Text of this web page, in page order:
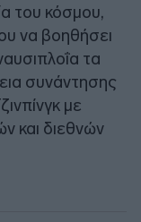
του κόσμου,
να βοηθήσει
τα
συνάντησης
με
και διεθνών